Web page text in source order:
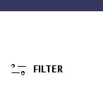
FILTER